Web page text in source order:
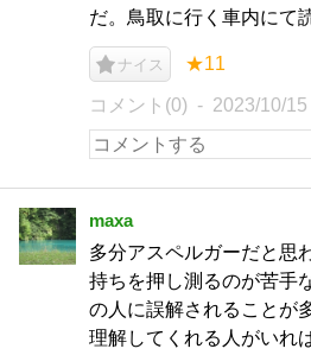
だ。鳥取に行く車内にて
ナイス ★11
コメント(0) 2023/10/15
maxa
多分アスペルガーだと思
持ちを押し測るのが苦手
の人に誤解されることが
理解してくれる人がいれ